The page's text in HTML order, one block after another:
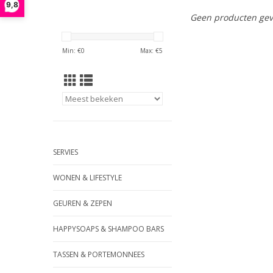
9,8
Min: €0 Max: €5
SERVIES
WONEN & LIFESTYLE
GEUREN & ZEPEN
HAPPYSOAPS & SHAMPOO BARS
TASSEN & PORTEMONNEES
Geen producten